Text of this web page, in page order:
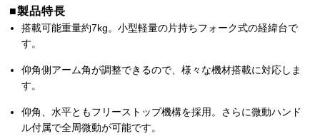
■製品特長
搭載可能重量約7kg。小型軽量の片持ちフォーク式の経緯台で
す。
仰角側アーム角が調整できるので、様々な機材搭載に対応しま
す。
仰角、水平ともフリーストップ機構を採用。さらに微動ハンド
ル付属で全周微動が可能です。